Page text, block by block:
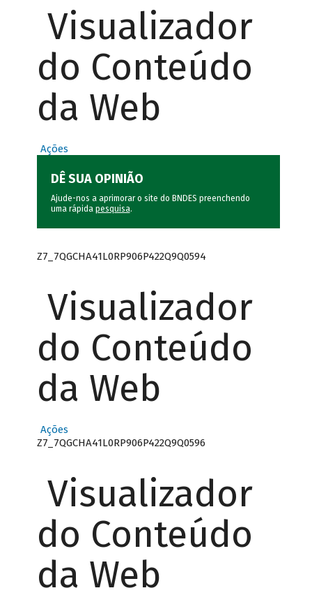
Visualizador
do Conteúdo
da Web
Ações
DÊ SUA OPINIÃO
Ajude-nos a aprimorar o site do BNDES preenchendo
uma rápida pesquisa.
Z7_7QGCHA41L0RP906P422Q9Q0594
Visualizador
do Conteúdo
da Web
Ações
Z7_7QGCHA41L0RP906P422Q9Q0596
Visualizador
do Conteúdo
da Web